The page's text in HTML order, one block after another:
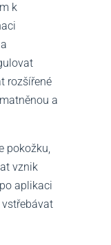
k
rozšířené
a
pokožku,
vznik
aplikaci